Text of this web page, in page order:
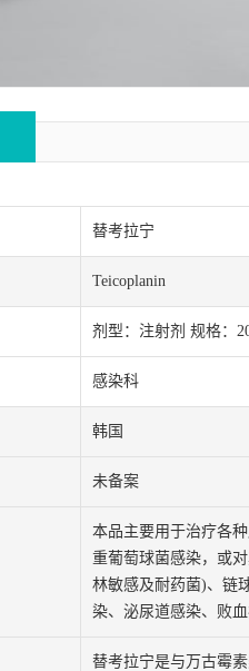
替考拉宁
Teicoplanin
剂型：注射剂 规格：
感染科
韩国
未备案
本品主要用于治疗各
重葡萄球菌感染，或
林敏感及耐药菌)、链
染、泌尿道感染、败
替考拉宁是与万古霉